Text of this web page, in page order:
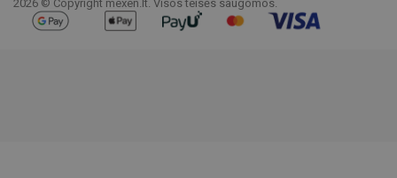
2026 © Copyright mexen.lt. Visos teisės saugomos.